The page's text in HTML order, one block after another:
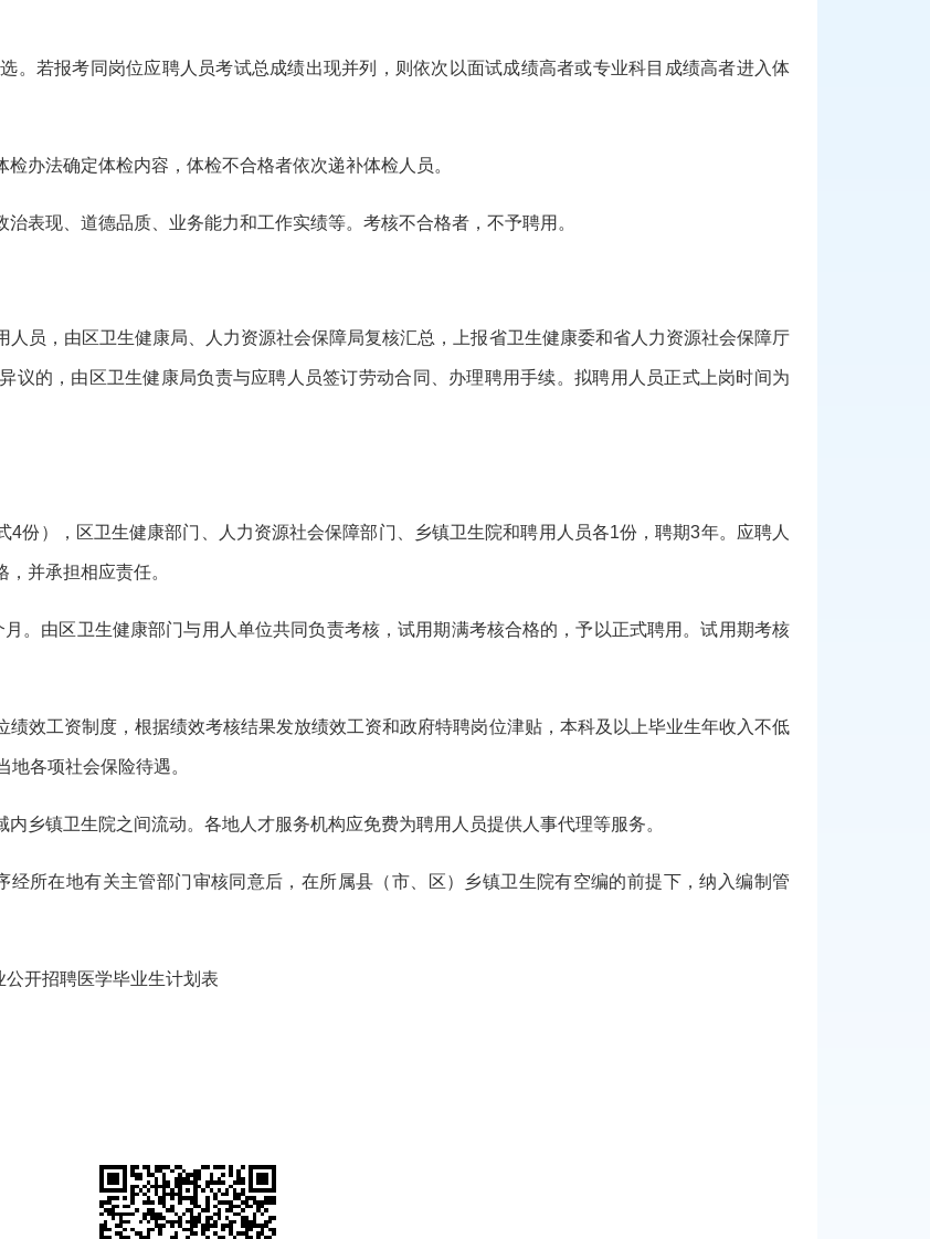
。若报考同岗位应聘人员考试总成绩出现并列，则依次以面试成绩高者或专业科目成绩高者进入体
办法确定体检内容，体检不合格者依次递补体检人员。
表现、道德品质、业务能力和工作实绩等。考核不合格者，不予聘用。
人员，由区卫生健康局 、人力资源社会保障局复核汇总，上报省卫生健康委和省人力资源社会保障厅
议的， 由 区卫生健康局负责与应聘人员签订劳动合同、办理聘用手续。拟聘用人员正式上岗时间为
4份），区卫生健康部门、人力资源社会保障部门、乡镇卫生院和聘用人员各1份，聘期3年。应聘人
并承担相应责任。
月。由区卫生健康部门与用人单位共同负责考核，试用期满考核合格的，予以正式聘用。试用期考核
绩效工资制度，根据绩效考核结果发放绩效工资和政府特聘岗位津贴，本科及以上毕业生年收入不低
各项社会保险待遇。
内乡镇卫生院之间流动。各地人才服务机构应免费为聘用人员提供人事代理等服务。
经所在地有关主管部门审核同意后，在所属县（市、区）乡镇卫生院有空编的前提下，纳入编制管
开招聘医学毕业生计划表